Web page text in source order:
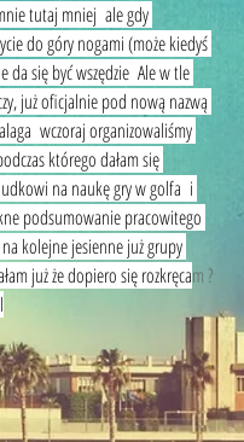
tutaj mniej  ale gdy
do góry nogami (może kiedyś
da się być wszędzie  Ale w tle
już oficjalnie pod nową nazwą
wczoraj organizowaliśmy
którego dałam się
na naukę gry w golfa  i
podsumowanie pracowitego
kolejne jesienne już grupy
już że dopiero się rozkręcam ?